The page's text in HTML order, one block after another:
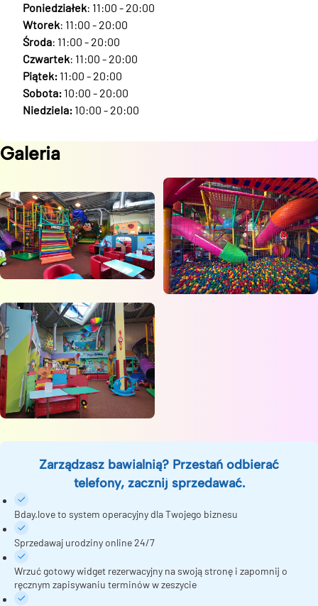
Poniedziałek: 11:00 - 20:00
Wtorek: 11:00 - 20:00
Środa: 11:00 - 20:00
Czwartek: 11:00 - 20:00
Piątek: 11:00 - 20:00
Sobota: 10:00 - 20:00
Niedziela: 10:00 - 20:00
Galeria
Zarządzasz bawialnią? Przestań odbierać
telefony, zacznij sprzedawać.
Bday.love to system operacyjny dla Twojego biznesu
Sprzedawaj urodziny online 24/7
Wrzuć gotowy widget rezerwacyjny na swoją stronę i zapomnij o
ręcznym zapisywaniu terminów w zeszycie